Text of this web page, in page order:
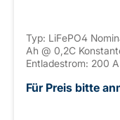
Typ: LiFePO4
Ah @ 0,2C
Entladestrom: 200
verschalbar: /
Für Preis bitte